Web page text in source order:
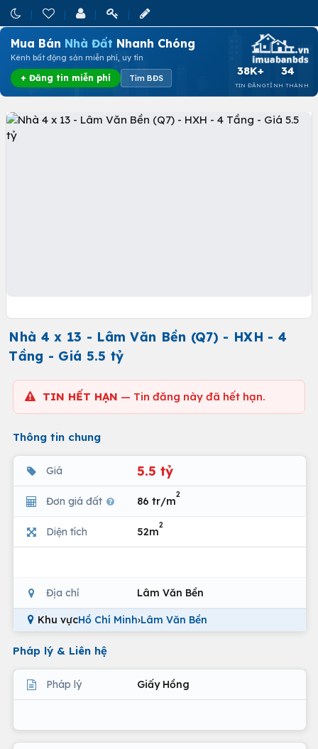
Mua Bán Nhà Đất Nhanh Chóng
Kênh bất động sản miễn phí, uy tín
+ Đăng tin miễn phí Tìm BĐS
38K+
TIN ĐĂNG
34
TỈNH THÀNH
Nhà 4 x 13 - Lâm Văn Bền (Q7) - HXH - 4
Tầng - Giá 5.5 tỷ
TIN HẾT HẠN — Tin đăng này đã hết hạn.
Thông tin chung
Giá 5.5 tỷ
Đơn giá đất 86 tr/m
2
Diện tích 52m
2
Địa chỉ Lâm Văn Bền
Khu vựcHồ Chí Minh›Lâm Văn Bền
Pháp lý & Liên hệ
Pháp lý Giấy Hồng